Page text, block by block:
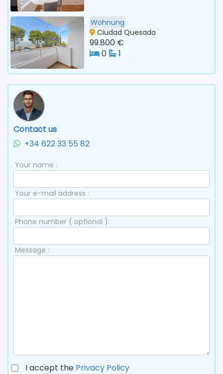
Wohnung
Ciudad Quesada
99.800 €
0
1
Contact us
+34 622 33 55 82
Your name :
Your e-mail address :
Phone number ( optional ):
Message :
I accept the Privacy Policy